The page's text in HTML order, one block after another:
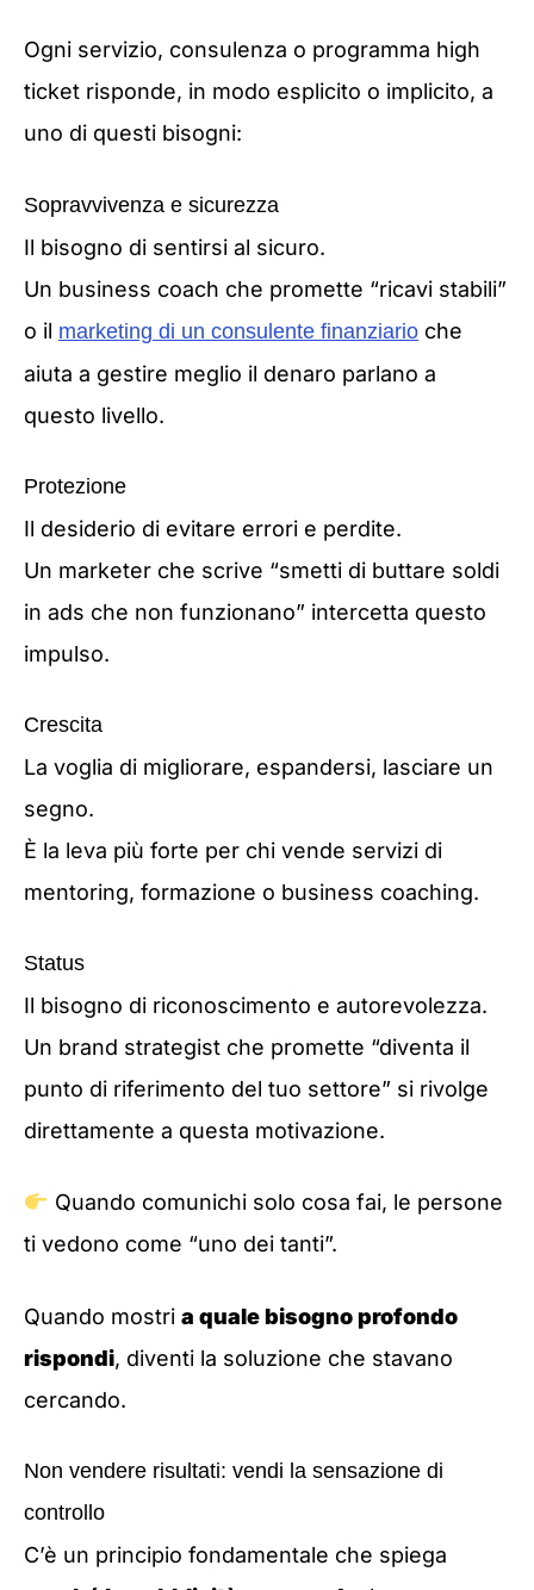
Ogni servizio, consulenza o programma high
ticket risponde, in modo esplicito o implicito, a
uno di questi bisogni:
Sopravvivenza e sicurezza
Il bisogno di sentirsi al sicuro.
Un business coach che promette “ricavi stabili”
o il marketing di un consulente finanziario che
aiuta a gestire meglio il denaro parlano a
questo livello.
Protezione
Il desiderio di evitare errori e perdite.
Un marketer che scrive “smetti di buttare soldi
in ads che non funzionano” intercetta questo
impulso.
Crescita
La voglia di migliorare, espandersi, lasciare un
segno.
È la leva più forte per chi vende servizi di
mentoring, formazione o business coaching.
Status
Il bisogno di riconoscimento e autorevolezza.
Un brand strategist che promette “diventa il
punto di riferimento del tuo settore” si rivolge
direttamente a questa motivazione.
Quando comunichi solo cosa fai, le persone
ti vedono come “uno dei tanti”.
Quando mostri a quale bisogno profondo
rispondi, diventi la soluzione che stavano
cercando.
Non vendere risultati: vendi la sensazione di
controllo
C’è un principio fondamentale che spiega